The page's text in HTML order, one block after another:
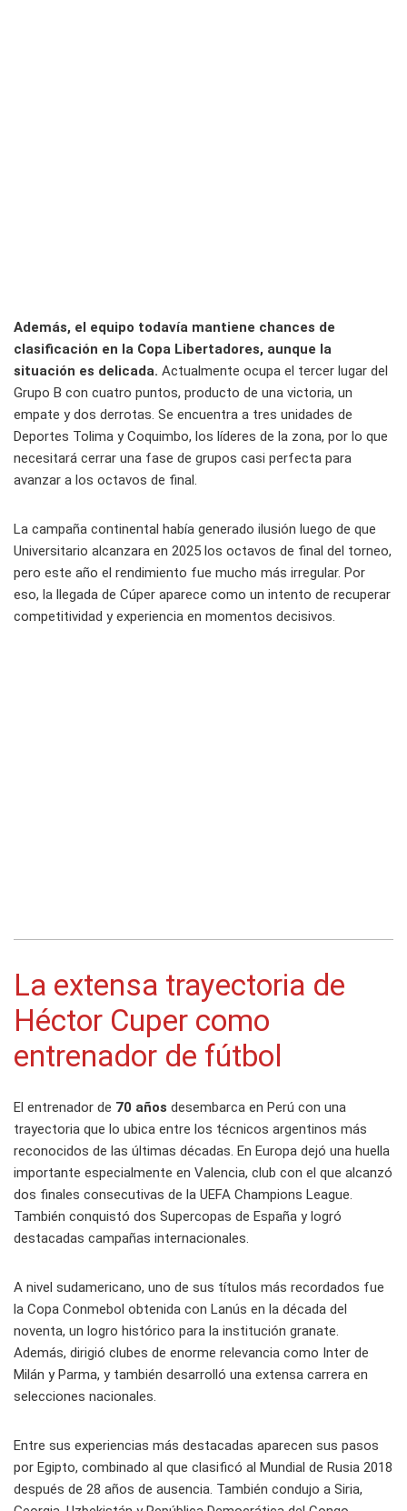
Además, el equipo todavía mantiene chances de
clasificación en la Copa Libertadores, aunque la
situación es delicada. Actualmente ocupa el tercer lugar del
Grupo B con cuatro puntos, producto de una victoria, un
empate y dos derrotas. Se encuentra a tres unidades de
Deportes Tolima y Coquimbo, los líderes de la zona, por lo que
necesitará cerrar una fase de grupos casi perfecta para
avanzar a los octavos de final.
La campaña continental había generado ilusión luego de que
Universitario alcanzara en 2025 los octavos de final del torneo,
pero este año el rendimiento fue mucho más irregular. Por
eso, la llegada de Cúper aparece como un intento de recuperar
competitividad y experiencia en momentos decisivos.
La extensa trayectoria de
Héctor Cuper como
entrenador de fútbol
El entrenador de 70 años desembarca en Perú con una
trayectoria que lo ubica entre los técnicos argentinos más
reconocidos de las últimas décadas. En Europa dejó una huella
importante especialmente en Valencia, club con el que alcanzó
dos finales consecutivas de la UEFA Champions League.
También conquistó dos Supercopas de España y logró
destacadas campañas internacionales.
A nivel sudamericano, uno de sus títulos más recordados fue
la Copa Conmebol obtenida con Lanús en la década del
noventa, un logro histórico para la institución granate.
Además, dirigió clubes de enorme relevancia como Inter de
Milán y Parma, y también desarrolló una extensa carrera en
selecciones nacionales.
Entre sus experiencias más destacadas aparecen sus pasos
por Egipto, combinado al que clasificó al Mundial de Rusia 2018
después de 28 años de ausencia. También condujo a Siria,